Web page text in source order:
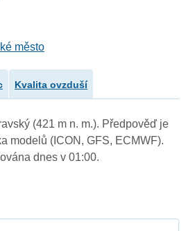
město
Kvalita ovzduší
(421 m n. m.). Předpověď je
modelů (ICON, GFS, ECMWF).
dnes v 01:00.